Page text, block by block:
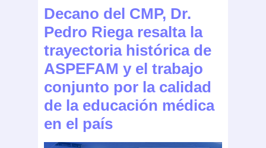
Decano del CMP, Dr.
Pedro Riega resalta la
trayectoria histórica de
ASPEFAM y el trabajo
conjunto por la calidad
de la educación médica
en el país